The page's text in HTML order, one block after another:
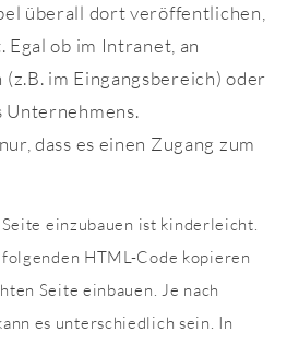
überall dort veröffentlichen,
Egal ob im Intranet, an
im Eingangsbereich) oder
Unternehmens.
dass es einen Zugang zum
einzubauen ist kinderleicht.
HTML-Code kopieren
Seite einbauen. Je nach
es unterschiedlich sein. In